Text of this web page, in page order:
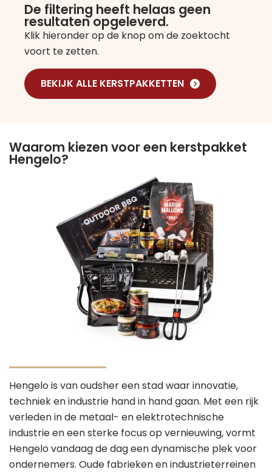
De filtering heeft helaas geen
resultaten opgeleverd.
Klik hieronder op de knop om de zoektocht
voort te zetten.
BEKIJK ALLE KERSTPAKKETTEN
Waarom kiezen voor een kerstpakket
Hengelo?
Hengelo is van oudsher een stad waar innovatie,
techniek en industrie hand in hand gaan. Met een rijk
verleden in de metaal- en elektrotechnische
industrie en een sterke focus op vernieuwing, vormt
Hengelo vandaag de dag een dynamische plek voor
ondernemers. Oude fabrieken en industrieterreinen